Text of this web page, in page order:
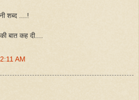
शब्द ....!
बात कह दी....
AM